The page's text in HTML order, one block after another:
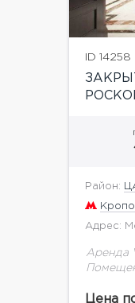
ID 14258
Район:
Адрес:
Аренда
Цена